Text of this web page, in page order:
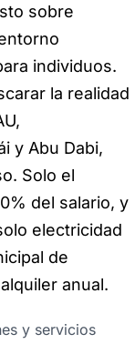
sobre
individuos.
la realidad
y Abu Dabi,
Solo el
del salario, y
electricidad
de
anual.
y servicios